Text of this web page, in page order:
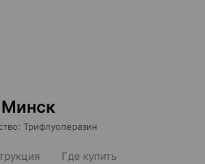
Минск
: Трифлуоперазин
Где купить